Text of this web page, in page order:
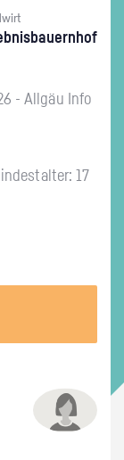
- All­gäu Info
17